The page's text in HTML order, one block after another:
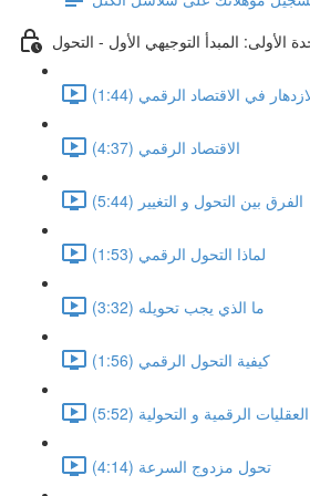
الأولى: المبدأ التوجيهي الأول - التحول
في الاقتصاد الرقمي (1:44)
الاقتصاد الرقمي (4:37)
الفرق بين التحول و التغيير (5:44)
لماذا التحول الرقمي (1:53)
ما الذي يجب تحويله (3:32)
كيفية التحول الرقمي (1:56)
العقليات الرقمية و التحولية (5:52)
تحول مزدوج السرعة (4:14)